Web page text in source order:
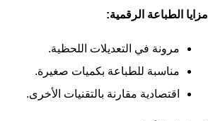
مزايا الطباعة الرقمية:
مرونة في التعديلات اللحظية.
مناسبة للطباعة بكميات صغيرة.
اقتصادية مقارنة بالتقنيات الأخرى.